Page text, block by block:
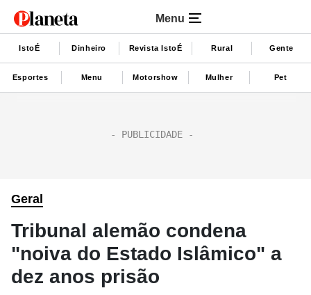
Menu
IstoÉ Dinheiro Revista IstoÉ Rural Gente
Esportes Menu Motorshow Mulher Pet
Geral
Tribunal alemão condena
"noiva do Estado Islâmico" a
dez anos prisão